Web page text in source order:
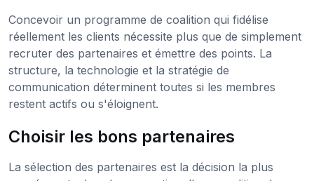
Concevoir un programme de coalition qui fidélise
réellement les clients nécessite plus que de simplement
recruter des partenaires et émettre des points. La
structure, la technologie et la stratégie de
communication déterminent toutes si les membres
restent actifs ou s'éloignent.
Choisir les bons partenaires
La sélection des partenaires est la décision la plus